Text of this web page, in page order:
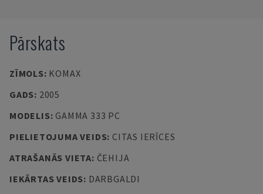
Pārskats
ZĪMOLS: KOMAX
GADS: 2005
MODELIS: GAMMA 333 PC
PIELIETOJUMA VEIDS: CITAS IERĪCES
ATRAŠANĀS VIETA: ČEHIJA
IEKĀRTAS VEIDS: DARBGALDI